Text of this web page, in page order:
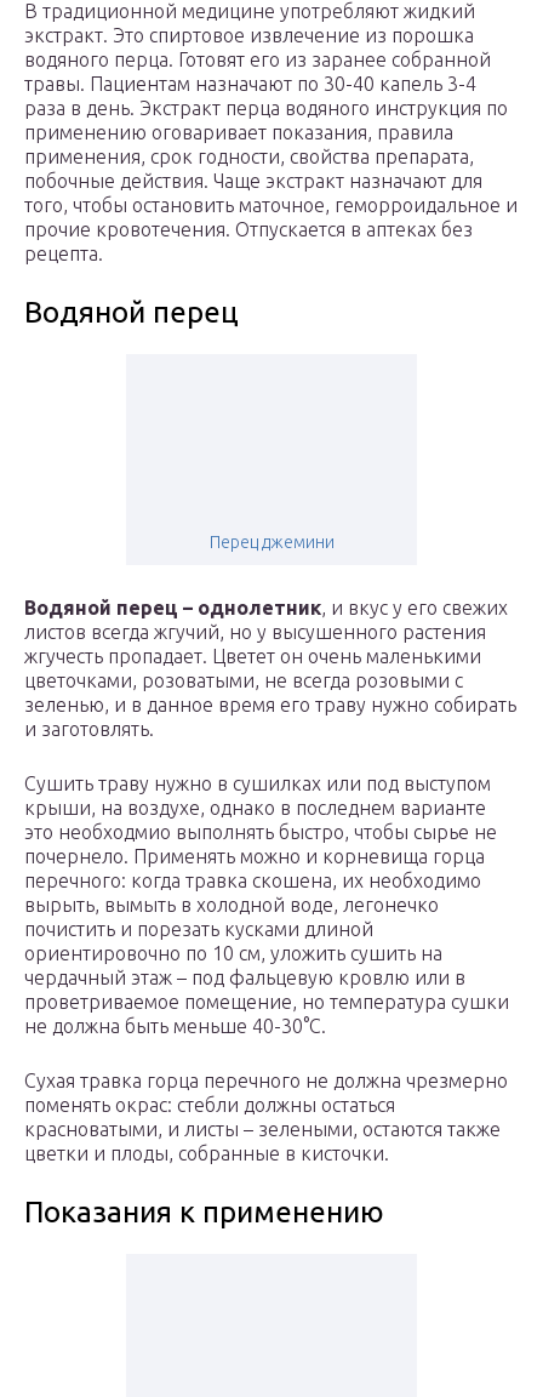
В традиционной медицине употребляют жидкий
экстракт. Это спиртовое извлечение из порошка
водяного перца. Готовят его из заранее собранной
травы. Пациентам назначают по 30-40 капель 3-4
раза в день. Экстракт перца водяного инструкция по
применению оговаривает показания, правила
применения, срок годности, свойства препарата,
побочные действия. Чаще экстракт назначают для
того, чтобы остановить маточное, геморроидальное и
прочие кровотечения. Отпускается в аптеках без
рецепта.
Водяной перец
Перец джемини
Водяной перец – однолетник, и вкус у его свежих
листов всегда жгучий, но у высушенного растения
жгучесть пропадает. Цветет он очень маленькими
цветочками, розоватыми, не всегда розовыми с
зеленью, и в данное время его траву нужно собирать
и заготовлять.
Сушить траву нужно в сушилках или под выступом
крыши, на воздухе, однако в последнем варианте
это необходмио выполнять быстро, чтобы сырье не
почернело. Применять можно и корневища горца
перечного: когда травка скошена, их необходимо
вырыть, вымыть в холодной воде, легонечко
почистить и порезать кусками длиной
ориентировочно по 10 см, уложить сушить на
чердачный этаж – под фальцевую кровлю или в
проветриваемое помещение, но температура сушки
не должна быть меньше 40-30°C.
Сухая травка горца перечного не должна чрезмерно
поменять окрас: стебли должны остаться
красноватыми, и листы – зелеными, остаются также
цветки и плоды, собранные в кисточки.
Показания к применению